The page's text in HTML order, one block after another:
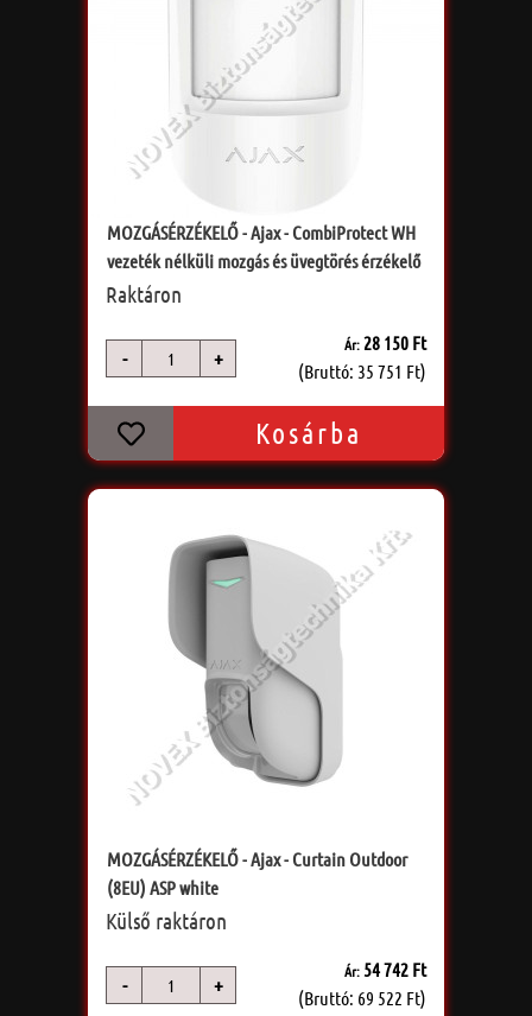
MOZGÁSÉRZÉKELŐ - Ajax - CombiProtect WH
vezeték nélküli mozgás és üvegtörés érzékelő
Raktáron
- +
Ár:28 150 Ft
(Bruttó: 35 751 Ft)
Kosárba
MOZGÁSÉRZÉKELŐ - Ajax - Curtain Outdoor
(8EU) ASP white
Külső raktáron
- +
Ár: 54 742 Ft
(Bruttó: 69 522 Ft)